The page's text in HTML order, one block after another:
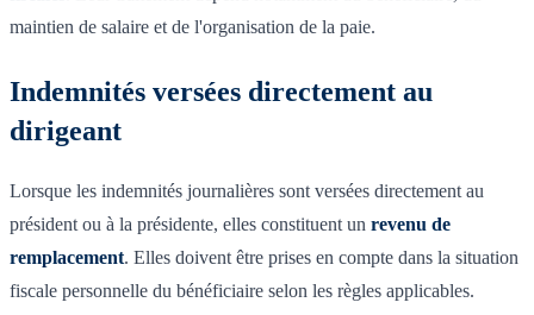
maintien de salaire et de l'organisation de la paie.
Indemnités versées directement au
dirigeant
Lorsque les indemnités journalières sont versées directement au
président ou à la présidente, elles constituent un revenu de
remplacement. Elles doivent être prises en compte dans la situation
fiscale personnelle du bénéficiaire selon les règles applicables.